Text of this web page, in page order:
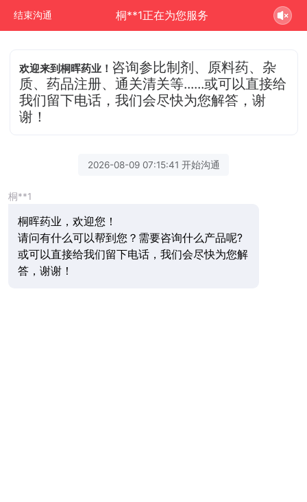
结束沟通 桐**1正在为您服务
欢迎来到桐晖药业！ 咨询参比制剂、原料药、杂
质、药品注册、通关清关等......或可以直接给
我们留下电话，我们会尽快为您解答，谢
谢！
2026-08-09 07:15:41 开始沟通
桐**1
桐晖药业，欢迎您！
请问有什么可以帮到您？需要咨询什么产品呢?
或可以直接给我们留下电话，我们会尽快为您解
答，谢谢！